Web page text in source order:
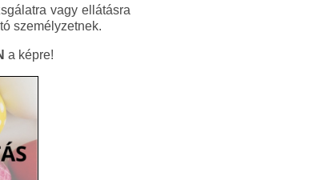
vagy ellátásra
személyzetnek.
a képre!